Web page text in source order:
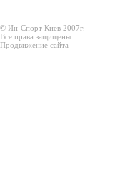
© Ин-Спорт Киев 2007г.
Все права защищены.
Продвижение сайта -